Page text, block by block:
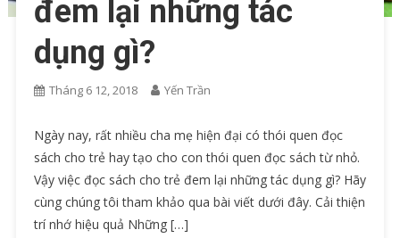
đem lại những tác
dụng gì?
Tháng 6 12, 2018 Yến Trần
Ngày nay, rất nhiều cha mẹ hiện đại có thói quen đọc
sách cho trẻ hay tạo cho con thói quen đọc sách từ nhỏ.
Vậy việc đọc sách cho trẻ đem lại những tác dụng gì? Hãy
cùng chúng tôi tham khảo qua bài viết dưới đây. Cải thiện
trí nhớ hiệu quả Những […]